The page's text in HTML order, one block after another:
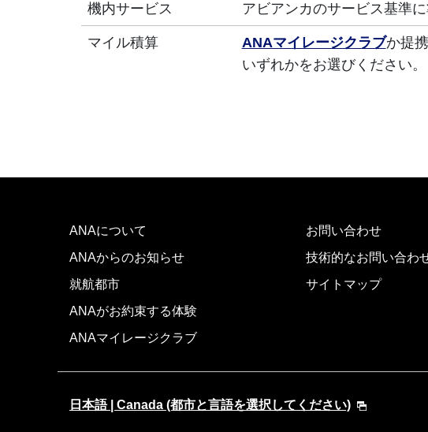
機内サービス アビアンカのサービス基準に
マイル積算 ANAマイレージクラブか提
いずれかをお選びください。
ANAについて
ANAからのお知らせ
就航都市
ANAがお約束する体験
ANAマイレージクラブ
お問い合わせ
技術的なお問い合わ
サイトマップ
日本語 | Canada (都市と言語を選択してください)